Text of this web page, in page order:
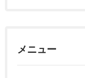
メニュー